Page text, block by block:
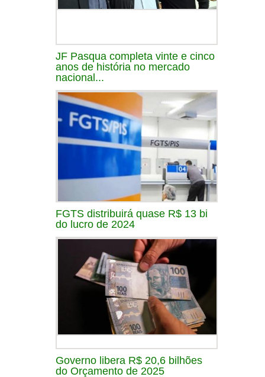
JF Pasqua completa vinte e cinco
anos de história no mercado
nacional...
FGTS distribuirá quase R$ 13 bi
do lucro de 2024
Governo libera R$ 20,6 bilhões
do Orçamento de 2025